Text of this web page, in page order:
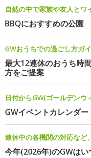
自然の中で家族や友人とワ
BBQにおすすめの公園
GWおうちでの過ごし方ガ
最大12連休のおうち時
方をご提案
日付からGW(ゴールデンウ
GWイベントカレンダー
連休中の各機関の対応など
今年(2026年)のGWはい